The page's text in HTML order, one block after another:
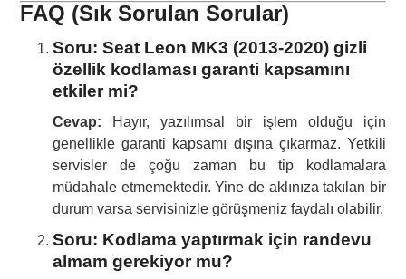
FAQ (Sık Sorulan Sorular)
Soru: Seat Leon MK3 (2013-2020) gizli
özellik kodlaması garanti kapsamını
etkiler mi?
Cevap: Hayır, yazılımsal bir işlem olduğu için
genellikle garanti kapsamı dışına çıkarmaz. Yetkili
servisler de çoğu zaman bu tip kodlamalara
müdahale etmemektedir. Yine de aklınıza takılan bir
durum varsa servisinizle görüşmeniz faydalı olabilir.
Soru: Kodlama yaptırmak için randevu
almam gerekiyor mu?